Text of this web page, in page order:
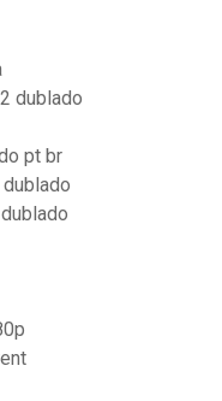
dublado
pt br